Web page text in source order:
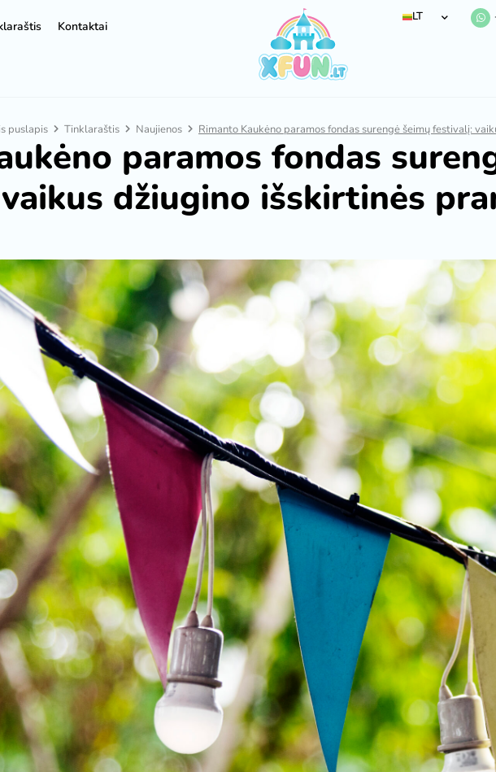
Kontaktai
LT
puslapis Tinklaraštis Naujienos Rimanto Kaukėno paramos fondas surengė šeimų festivalį:
paramos fondas
vaikus džiugino išskirtinės